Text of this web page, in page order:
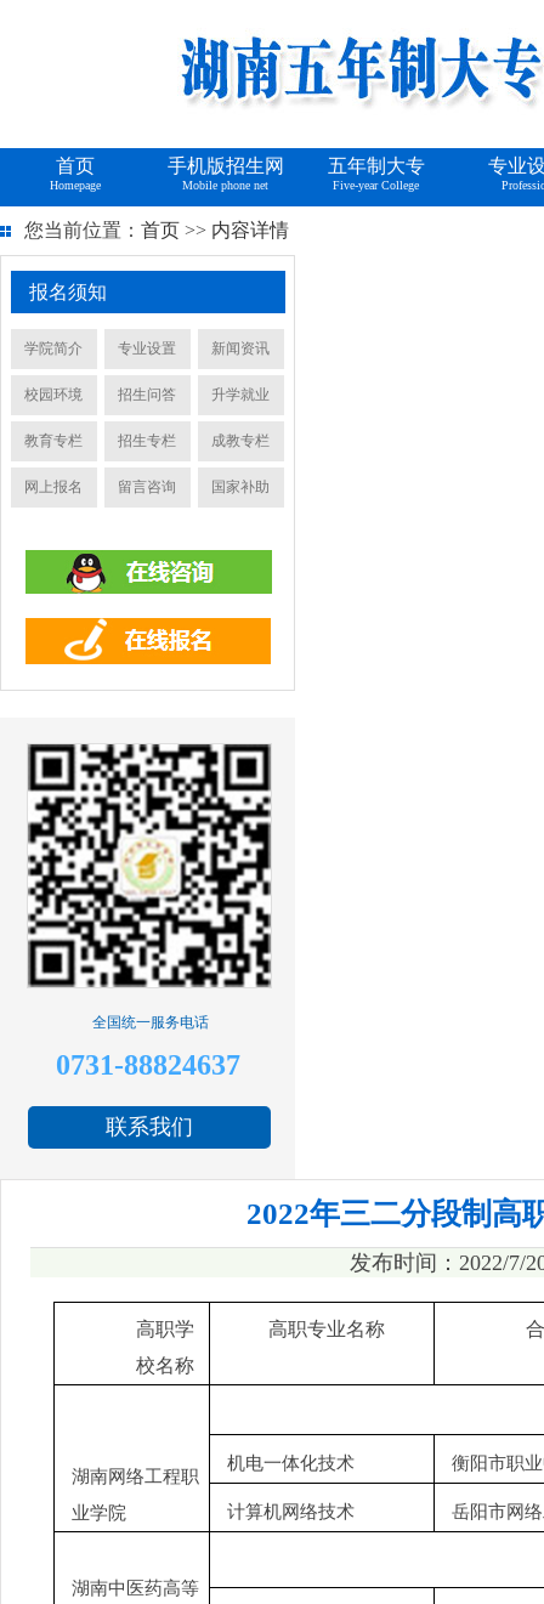
首页
Homepage
手机版招生网
Mobile phone net
五年制大专
Five-year College
专业
您当前位置： 首页 >> 内容详情
报名须知
学院简介 专业设置 新闻资讯
校园环境 招生问答 升学就业
教育专栏 招生专栏 成教专栏
网上报名 留言咨询 国家补助
全国统一服务电话
0731-88824637
联系我们
2022年三二分段制高
发布时间：2022/
高职学
校名称
高职专业名称
湖南网络工程职
业学院
机电一体化技术 衡阳市职
计算机网络技术 岳阳市网
湖南中医药高等